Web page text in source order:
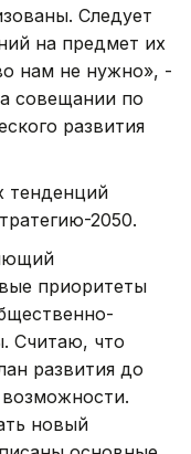
Следует
на предмет их
нам не нужно», -
совещании по
развития
тенденций
2050.
приоритеты
Считаю, что
развития до
новый